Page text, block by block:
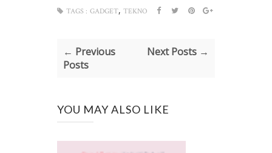
TAGS : GADGET, TEKNO
← Previous
Posts
Next Posts →
YOU MAY ALSO LIKE